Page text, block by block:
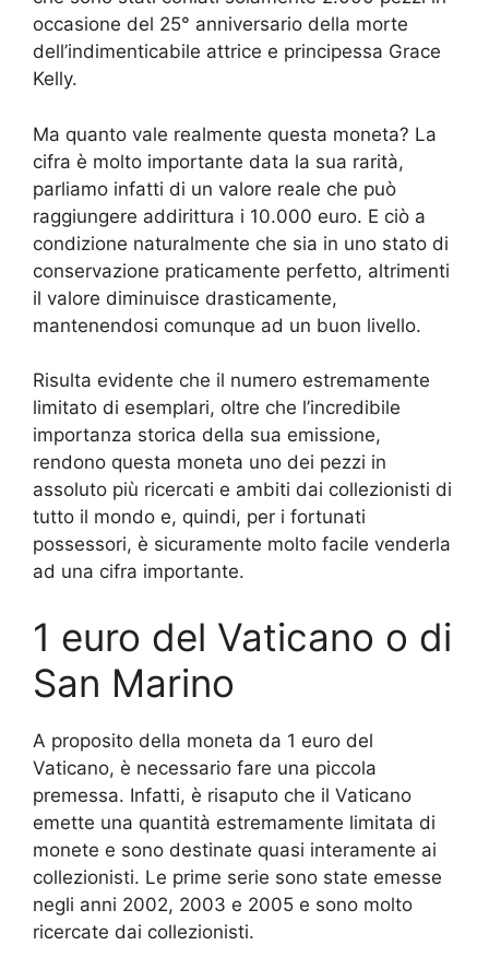
occasione del 25° anniversario della morte
dell’indimenticabile attrice e principessa Grace
Kelly.
Ma quanto vale realmente questa moneta? La
cifra è molto importante data la sua rarità,
parliamo infatti di un valore reale che può
raggiungere addirittura i 10.000 euro. E ciò a
condizione naturalmente che sia in uno stato di
conservazione praticamente perfetto, altrimenti
il valore diminuisce drasticamente,
mantenendosi comunque ad un buon livello.
Risulta evidente che il numero estremamente
limitato di esemplari, oltre che l’incredibile
importanza storica della sua emissione,
rendono questa moneta uno dei pezzi in
assoluto più ricercati e ambiti dai collezionisti di
tutto il mondo e, quindi, per i fortunati
possessori, è sicuramente molto facile venderla
ad una cifra importante.
1 euro del Vaticano o di
San Marino
A proposito della moneta da 1 euro del
Vaticano, è necessario fare una piccola
premessa. Infatti, è risaputo che il Vaticano
emette una quantità estremamente limitata di
monete e sono destinate quasi interamente ai
collezionisti. Le prime serie sono state emesse
negli anni 2002, 2003 e 2005 e sono molto
ricercate dai collezionisti.